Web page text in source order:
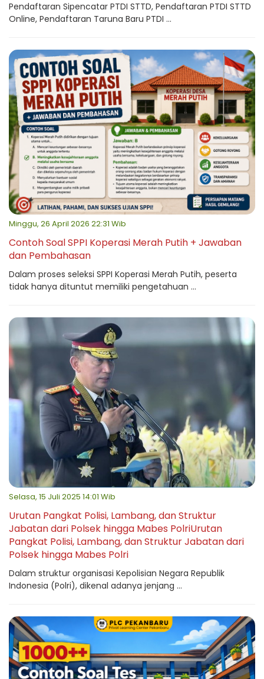
Pendaftaran Sipencatar PTDI STTD, Pendaftaran PTDI STTD
Online, Pendaftaran Taruna Baru PTDI ...
Minggu, 26 April 2026 22:31 Wib
Contoh Soal SPPI Koperasi Merah Putih + Jawaban
dan Pembahasan
Dalam proses seleksi SPPI Koperasi Merah Putih, peserta
tidak hanya dituntut memiliki pengetahuan ...
Selasa, 15 Juli 2025 14:01 Wib
Urutan Pangkat Polisi, Lambang, dan Struktur
Jabatan dari Polsek hingga Mabes PolriUrutan
Pangkat Polisi, Lambang, dan Struktur Jabatan dari
Polsek hingga Mabes Polri
Dalam struktur organisasi Kepolisian Negara Republik
Indonesia (Polri), dikenal adanya jenjang ...